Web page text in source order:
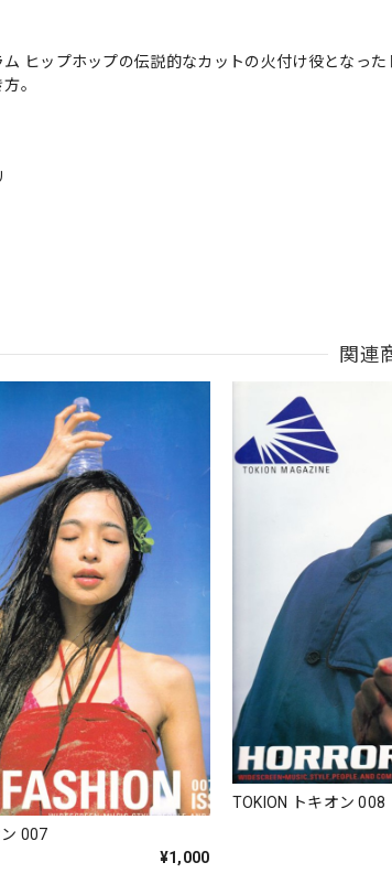
ム ヒップホップの伝説的なカットの火付け役となった
。
関連
007
¥1,000
TOKION トキオン 008